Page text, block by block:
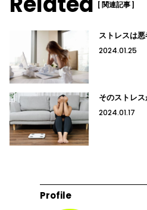
[ 関連記事 ]
ストレスは
2024.01.25
そのストレ
2024.01.17
Profile